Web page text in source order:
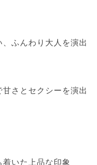
ふんわり大人を演出
さとセクシーを演出
いた上品な印象